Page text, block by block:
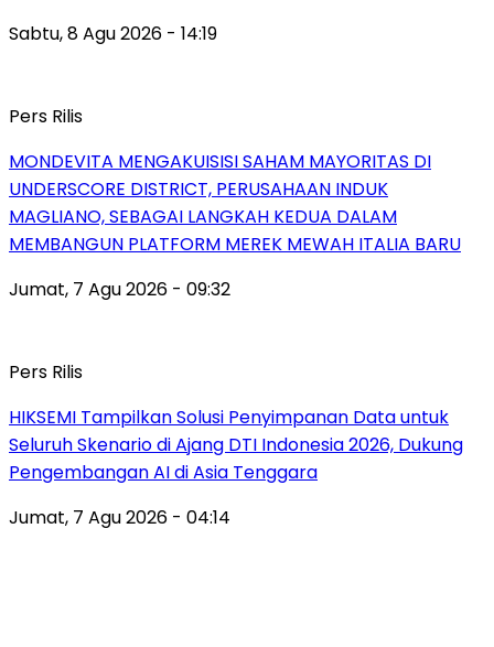
Sabtu, 8 Agu 2026 - 14:19
Pers Rilis
MONDEVITA MENGAKUISISI SAHAM MAYORITAS DI
UNDERSCORE DISTRICT, PERUSAHAAN INDUK
MAGLIANO, SEBAGAI LANGKAH KEDUA DALAM
MEMBANGUN PLATFORM MEREK MEWAH ITALIA BARU
Jumat, 7 Agu 2026 - 09:32
Pers Rilis
HIKSEMI Tampilkan Solusi Penyimpanan Data untuk
Seluruh Skenario di Ajang DTI Indonesia 2026, Dukung
Pengembangan AI di Asia Tenggara
Jumat, 7 Agu 2026 - 04:14